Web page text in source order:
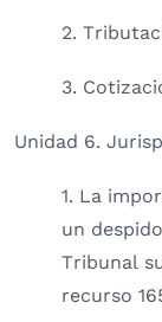
2.
3.
Unidad 6.
1. La
un
Tribunal
recurso